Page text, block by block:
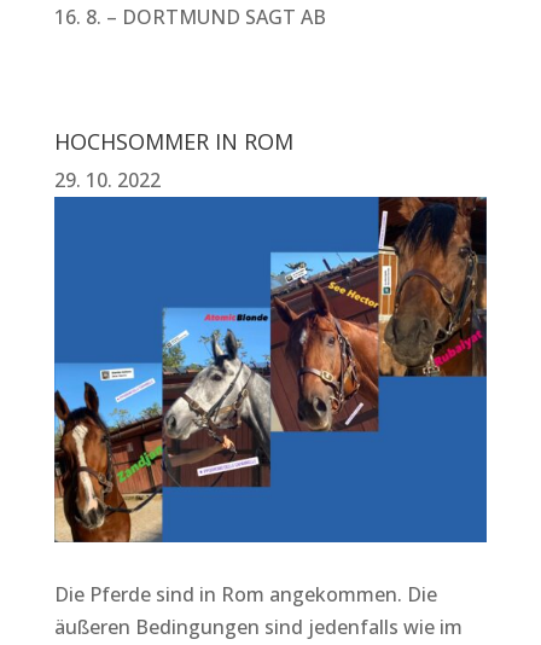
16. 8. – DORTMUND SAGT AB
HOCHSOMMER IN ROM
29. 10. 2022
Die Pferde sind in Rom angekommen. Die
äußeren Bedingungen sind jedenfalls wie im